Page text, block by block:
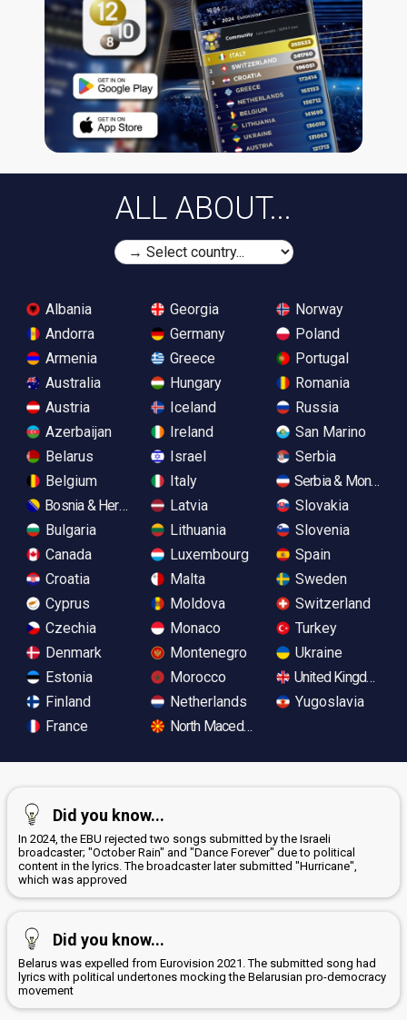
ALL ABOUT...
Albania
Andorra
Armenia
Australia
Austria
Azerbaijan
Belarus
Belgium
Bosnia & Herzegovina
Bulgaria
Canada
Croatia
Cyprus
Czechia
Denmark
Estonia
Finland
France
Georgia
Germany
Greece
Hungary
Iceland
Ireland
Israel
Italy
Latvia
Lithuania
Luxembourg
Malta
Moldova
Monaco
Montenegro
Morocco
Netherlands
North Macedonia
Norway
Poland
Portugal
Romania
Russia
San Marino
Serbia
Serbia &
Slovakia
Slovenia
Spain
Sweden
Switzerland
Turkey
Ukraine
United Kingdom
Yugoslavia
Did you know...
In 2024, the EBU rejected two songs submitted by the Israeli
broadcaster; "October Rain" and "Dance Forever" due to political
content in the lyrics. The broadcaster later submitted "Hurricane",
which was approved
Did you know...
Belarus was expelled from Eurovision 2021. The submitted song had
lyrics with political undertones mocking the Belarusian pro-democracy
movement